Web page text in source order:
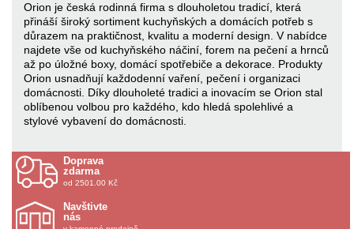
Orion je česká rodinná firma s dlouholetou tradicí, která
přináší široký sortiment kuchyňských a domácích potřeb s
důrazem na praktičnost, kvalitu a moderní design. V nabídce
najdete vše od kuchyňského náčiní, forem na pečení a hrnců
až po úložné boxy, domácí spotřebiče a dekorace. Produkty
Orion usnadňují každodenní vaření, pečení i organizaci
domácnosti. Díky dlouholeté tradici a inovacím se Orion stal
oblíbenou volbou pro každého, kdo hledá spolehlivé a
stylové vybavení do domácnosti.
Doprava
zdarma
od 2501.00 Kč
Navštivte
nás